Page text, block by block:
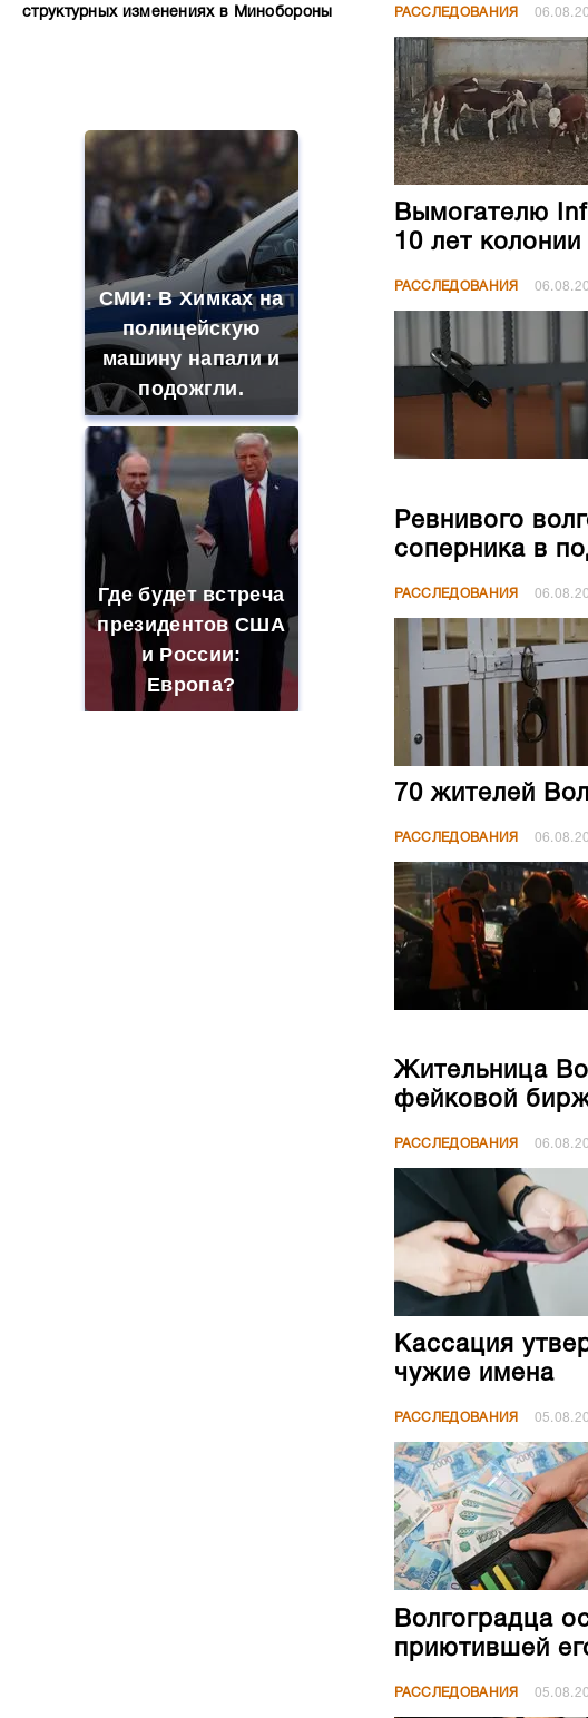
структурных изменениях в Минобороны
СМИ: В Химках на
полицейскую
машину напали и
подожгли.
Где будет встреча
президентов США
и России:
Европа?
РАССЛЕДОВАНИЯ
Вымогателю
10 лет колонии
РАССЛЕДОВАНИЯ
Ревнивого
соперника в
РАССЛЕДОВАНИЯ
70 жителей
РАССЛЕДОВАНИЯ
Жительница
фейковой
РАССЛЕДОВАНИЯ
Кассация
чужие имена
РАССЛЕДОВАНИЯ
Волгоградца
приютившей
РАССЛЕДОВАНИЯ